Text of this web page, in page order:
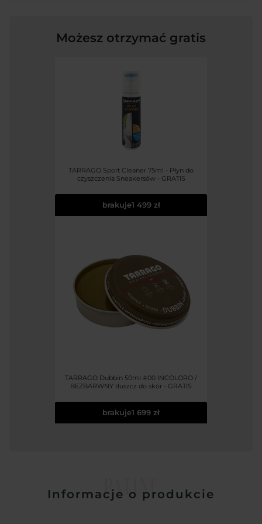
Możesz otrzymać gratis
TARRAGO Sport Cleaner 75ml - Płyn do
czyszczenia Sneakersów - GRATIS
brakuje1 499 zł
TARRAGO Dubbin 50ml #00 INCOLORO /
BEZBARWNY tłuszcz do skór - GRATIS
brakuje1 699 zł
PATINE
Informacje o produkcie